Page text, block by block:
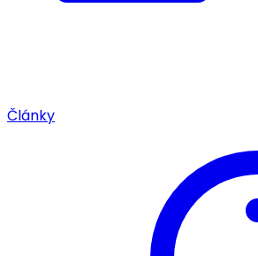
Články